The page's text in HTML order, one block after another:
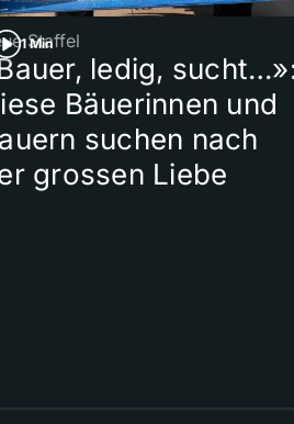
1 Min
Staffel
ledig,
Bäuerinnen und
suchen nach
grossen Liebe